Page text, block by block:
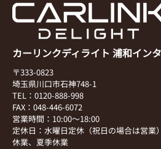
カーリンクディライト 浦和イン
〒333-0823
埼玉県川口市石神748-1
TEL：0120-888-998
FAX：048-446-6072
営業時間：10:00～18:00
定休日：水曜日定休（祝日の場合は営業
休業、夏季休業